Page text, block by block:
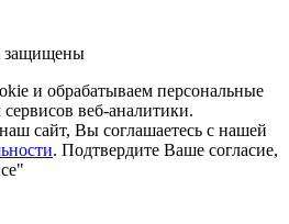
защищены
и обрабатываем персональные
веб-аналитики.
сайт, Вы соглашаетесь с нашей
. Подтвердите Ваше согласие,